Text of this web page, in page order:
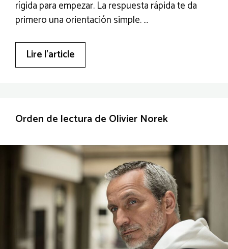
rígida para empezar. La respuesta rápida te da
primero una orientación simple. …
Lire l’article
Orden de lectura de Olivier Norek